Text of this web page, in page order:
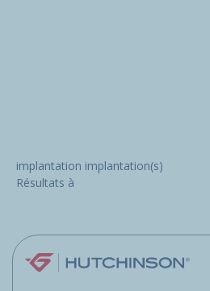
implantation implantation(s)
Résultats à